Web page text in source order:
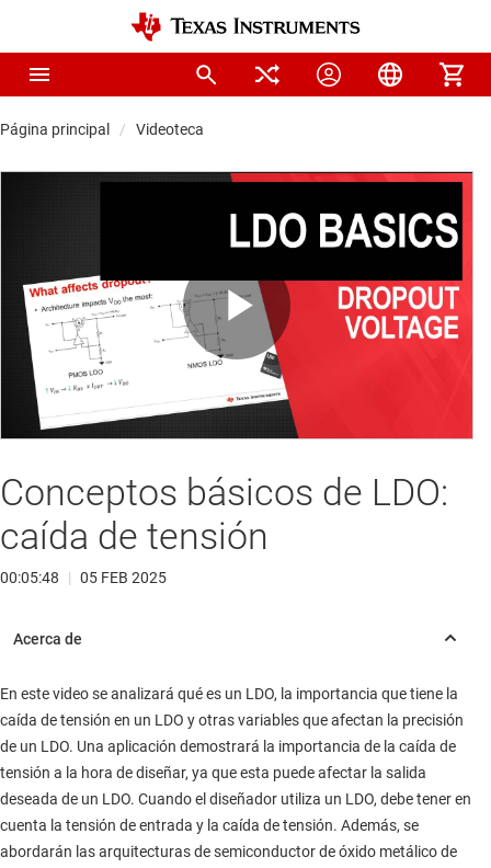
Página principal Videoteca
Play
Video
Conceptos básicos de LDO:
caída de tensión
00:05:48 | 05 FEB 2025
En este video se analizará qué es un LDO, la importancia que tiene la
caída de tensión en un LDO y otras variables que afectan la precisión
de un LDO. Una aplicación demostrará la importancia de la caída de
tensión a la hora de diseñar, ya que esta puede afectar la salida
deseada de un LDO. Cuando el diseñador utiliza un LDO, debe tener en
cuenta la tensión de entrada y la caída de tensión. Además, se
abordarán las arquitecturas de semiconductor de óxido metálico de